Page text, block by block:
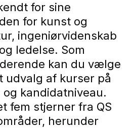
for sine
for kunst og
ingeniørvidenskab
ledelse. Som
kan du vælge
udvalg af kurser på
kandidatniveau.
fem stjerner fra QS
herunder